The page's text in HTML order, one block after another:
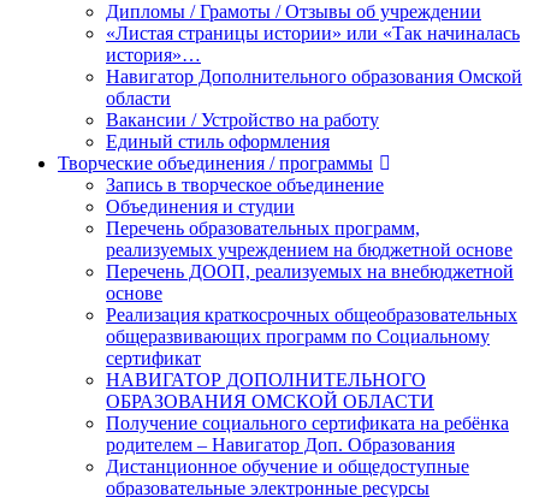
Дипломы / Грамоты / Отзывы об учреждении
«Листая страницы истории» или «Так начиналась
история»…
Навигатор Дополнительного образования Омской
области
Вакансии / Устройство на работу
Единый стиль оформления
Творческие объединения / программы
Запись в творческое объединение
Объединения и студии
Перечень образовательных программ,
реализуемых учреждением на бюджетной основе
Перечень ДООП, реализуемых на внебюджетной
основе
Реализация краткосрочных общеобразовательных
общеразвивающих программ по Социальному
сертификат
НАВИГАТОР ДОПОЛНИТЕЛЬНОГО
ОБРАЗОВАНИЯ ОМСКОЙ ОБЛАСТИ
Получение социального сертификата на ребёнка
родителем – Навигатор Доп. Образования
Дистанционное обучение и общедоступные
образовательные электронные ресурсы